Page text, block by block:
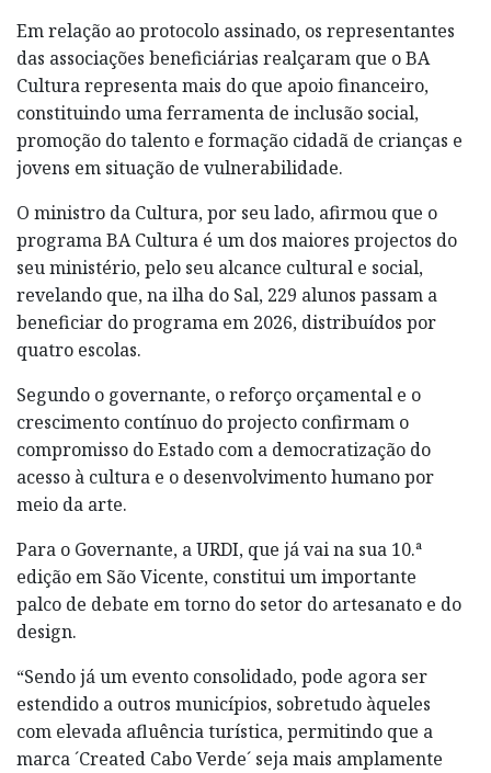
Em relação ao protocolo assinado, os representantes
das associações beneficiárias realçaram que o BA
Cultura representa mais do que apoio financeiro,
constituindo uma ferramenta de inclusão social,
promoção do talento e formação cidadã de crianças e
jovens em situação de vulnerabilidade.
O ministro da Cultura, por seu lado, afirmou que o
programa BA Cultura é um dos maiores projectos do
seu ministério, pelo seu alcance cultural e social,
revelando que, na ilha do Sal, 229 alunos passam a
beneficiar do programa em 2026, distribuídos por
quatro escolas.
Segundo o governante, o reforço orçamental e o
crescimento contínuo do projecto confirmam o
compromisso do Estado com a democratização do
acesso à cultura e o desenvolvimento humano por
meio da arte.
Para o Governante, a URDI, que já vai na sua 10.ª
edição em São Vicente, constitui um importante
palco de debate em torno do setor do artesanato e do
design.
“Sendo já um evento consolidado, pode agora ser
estendido a outros municípios, sobretudo àqueles
com elevada afluência turística, permitindo que a
marca ´Created Cabo Verde´ seja mais amplamente